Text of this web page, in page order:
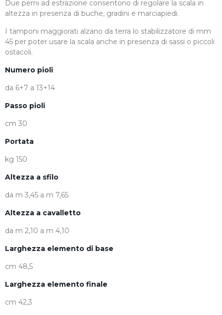
Due perni ad estrazione consentono di regolare la scala in
altezza in presenza di buche, gradini e marciapiedi.
I tamponi maggiorati alzano da terra lo stabilizzatore di mm
45 per poter usare la scala anche in presenza di sassi o piccoli
ostacoli.
Numero pioli
da 6+7 a 13+14
Passo pioli
cm 30
Portata
kg 150
Altezza a sfilo
da m 3,45 a m 7,65
Altezza a cavalletto
da m 2,10 a m 4,10
Larghezza elemento di base
cm 48,5
Larghezza elemento finale
cm 42,3